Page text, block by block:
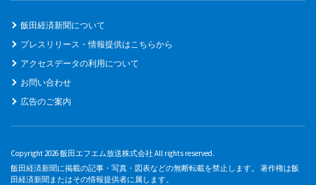
飯田経済新聞について
プレスリリース・情報提供はこちらから
アクセスデータの利用について
お問い合わせ
広告のご案内
Copyright 2026 飯田エフエム放送株式会社 All rights reserved.
飯田経済新聞に掲載の記事・写真・図表などの無断転載を禁止します。 著作権は飯
田経済新聞またはその情報提供者に属します。